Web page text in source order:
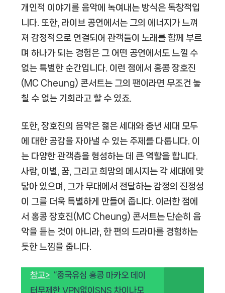
개인적 이야기를 음악에 녹여내는 방식은 독창적입
니다. 또한, 라이브 공연에서는 그의 에너지가 느껴
져 감정적으로 연결되어 관객들이 노래를 함께 부르
며 하나가 되는 경험은 그 어떤 공연에서도 느낄 수
없는 특별한 순간입니다. 이런 점에서 홍콩 장호진
(MC Cheung) 콘서트는 그의 팬이라면 무조건 놓
칠 수 없는 기회라고 할 수 있죠.
또한, 장호진의 음악은 젊은 세대와 중년 세대 모두
에 대한 공감을 자아낼 수 있는 주제를 다룹니다. 이
는 다양한 관객층을 형성하는 데 큰 역할을 합니다.
사랑, 이별, 꿈, 그리고 희망의 메시지는 각 세대에 맞
닿아 있으며, 그가 무대에서 전달하는 감정의 진정성
이 그를 더욱 특별하게 만들어 줍니다. 이러한 점에
서 홍콩 장호진(MC Cheung) 콘서트는 단순히 음
악을 듣는 것이 아니라, 한 편의 드라마를 경험하는
듯한 느낌을 줍니다.
참고> “중국유심 홍콩 마카오 데이
터무제한 VPN없이SNS 차이나모